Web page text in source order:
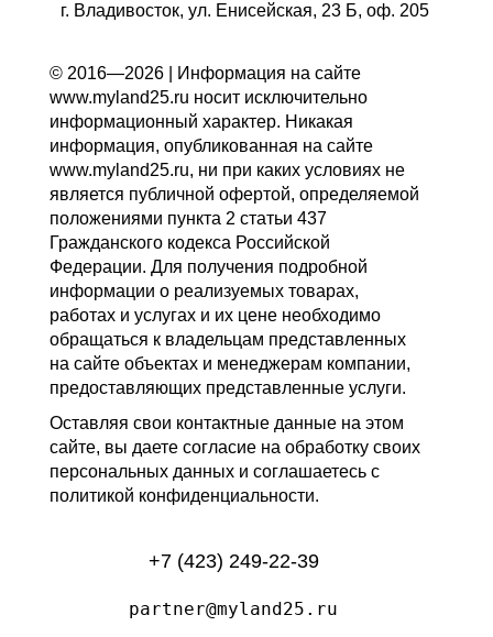
г. Владивосток, ул. Енисейская, 23 Б, оф. 205
© 2016—2026 | Информация на сайте
www.myland25.ru носит исключительно
информационный характер. Никакая
информация, опубликованная на сайте
www.myland25.ru, ни при каких условиях не
является публичной офертой, определяемой
положениями пункта 2 статьи 437
Гражданского кодекса Российской
Федерации. Для получения подробной
информации о реализуемых товарах,
работах и услугах и их цене необходимо
обращаться к владельцам представленных
на сайте объектах и менеджерам компании,
предоставляющих представленные услуги.
Оставляя свои контактные данные на этом
сайте, вы даете согласие на обработку своих
персональных данных и соглашаетесь с
политикой конфиденциальности.
+7 (423) 249-22-39
partner@myland25.ru